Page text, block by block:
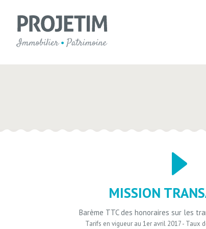
MISSION
Barème TTC des honoraires sur les
Tarifs en vigueur au 1er avril 2017 - Taux